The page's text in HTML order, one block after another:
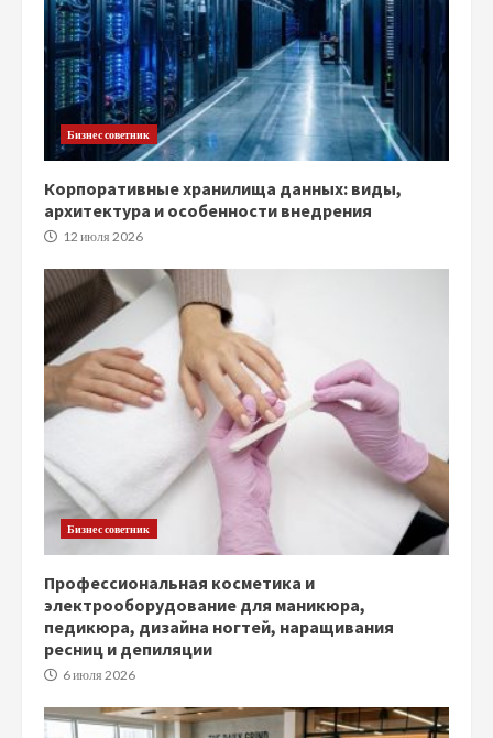
Бизнес советник
Корпоративные хранилища данных: виды,
архитектура и особенности внедрения
12 июля 2026
Бизнес советник
Профессиональная косметика и
электрооборудование для маникюра,
педикюра, дизайна ногтей, наращивания
ресниц и депиляции
6 июля 2026